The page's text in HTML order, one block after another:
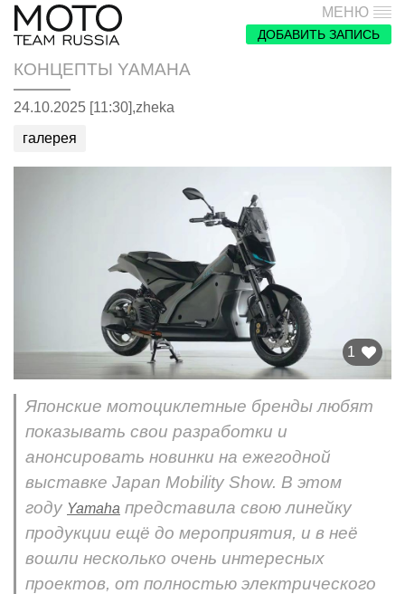
МЕНЮ
ДОБАВИТЬ ЗАПИСЬ
КОНЦЕПТЫ YAMAHA
24.10.2025 [11:30],zheka
галерея
1
Японские мотоциклетные бренды любят
показывать свои разработки и
анонсировать новинки на ежегодной
выставке Japan Mobility Show. В этом
году Yamaha представила свою линейку
продукции ещё до мероприятия, и в неё
вошли несколько очень интересных
проектов, от полностью электрического